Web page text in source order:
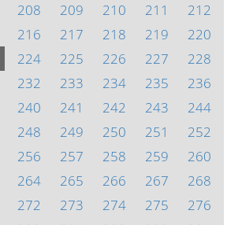
208 209 210 211
212
216 217 218 219
220
224 225 226 227
228
232 233 234 235
236
240 241 242 243
244
248 249 250 251
252
256 257 258 259
260
264 265 266 267
268
272 273 274 275
276